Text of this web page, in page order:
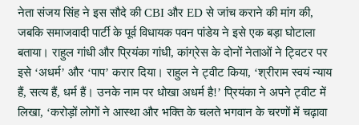
नेता संजय सिंह ने इस सौदे की CBI और ED से जांच कराने की मांग की,
जबकि समाजवादी पार्टी के पूर्व विधायक पवन पांडेय ने इसे एक बड़ा घोटाला
बताया। राहुल गांधी और प्रियंका गांधी, कांग्रेस के दोनों नेताओं ने ट्विटर पर
इसे ‘अधर्म’ और ‘पाप’ करार दिया। राहुल ने ट्वीट किया, ‘श्रीराम स्वयं न्याय
हैं, सत्य हैं, धर्म हैं। उनके नाम पर धोखा अधर्म है!’ प्रियंका ने अपने ट्वीट में
लिखा, ‘करोड़ों लोगों ने आस्था और भक्ति के चलते भगवान के चरणों में चढ़ावा